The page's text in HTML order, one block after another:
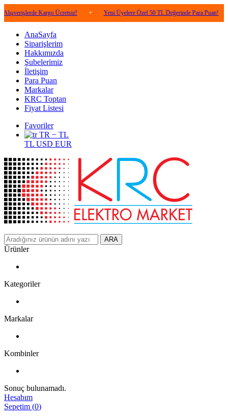
Kargo Ücretsiz! • Yeni Üyelere Özel 50 TL Değerinde Para Puan! •
AnaSayfa
Siparişlerim
Hakkımızda
Şubelerimiz
İletişim
Para Puan
Markalar
KRC Toptan
Fiyat Listesi
Favoriler
TR − TL
TL USD EUR
ARA
Ürünler
Kategoriler
Markalar
Kombinler
Sonuç bulunamadı.
Hesabım
Sepetim (0)